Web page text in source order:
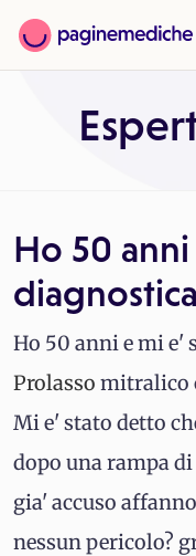
Ho 50
Ho 50 anni e mi e'
Prolasso mitralico
Mi e' stato detto
dopo una rampa
gia' accuso
nessun pericolo?